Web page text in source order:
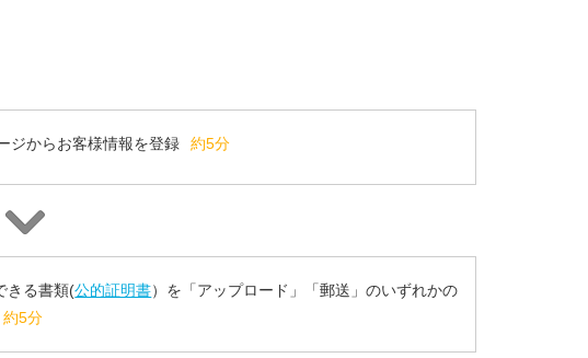
ジからお客様情報を登録 約5分
きる書類(公的証明書）を「アップロード」「郵送」のいずれかの
約5分